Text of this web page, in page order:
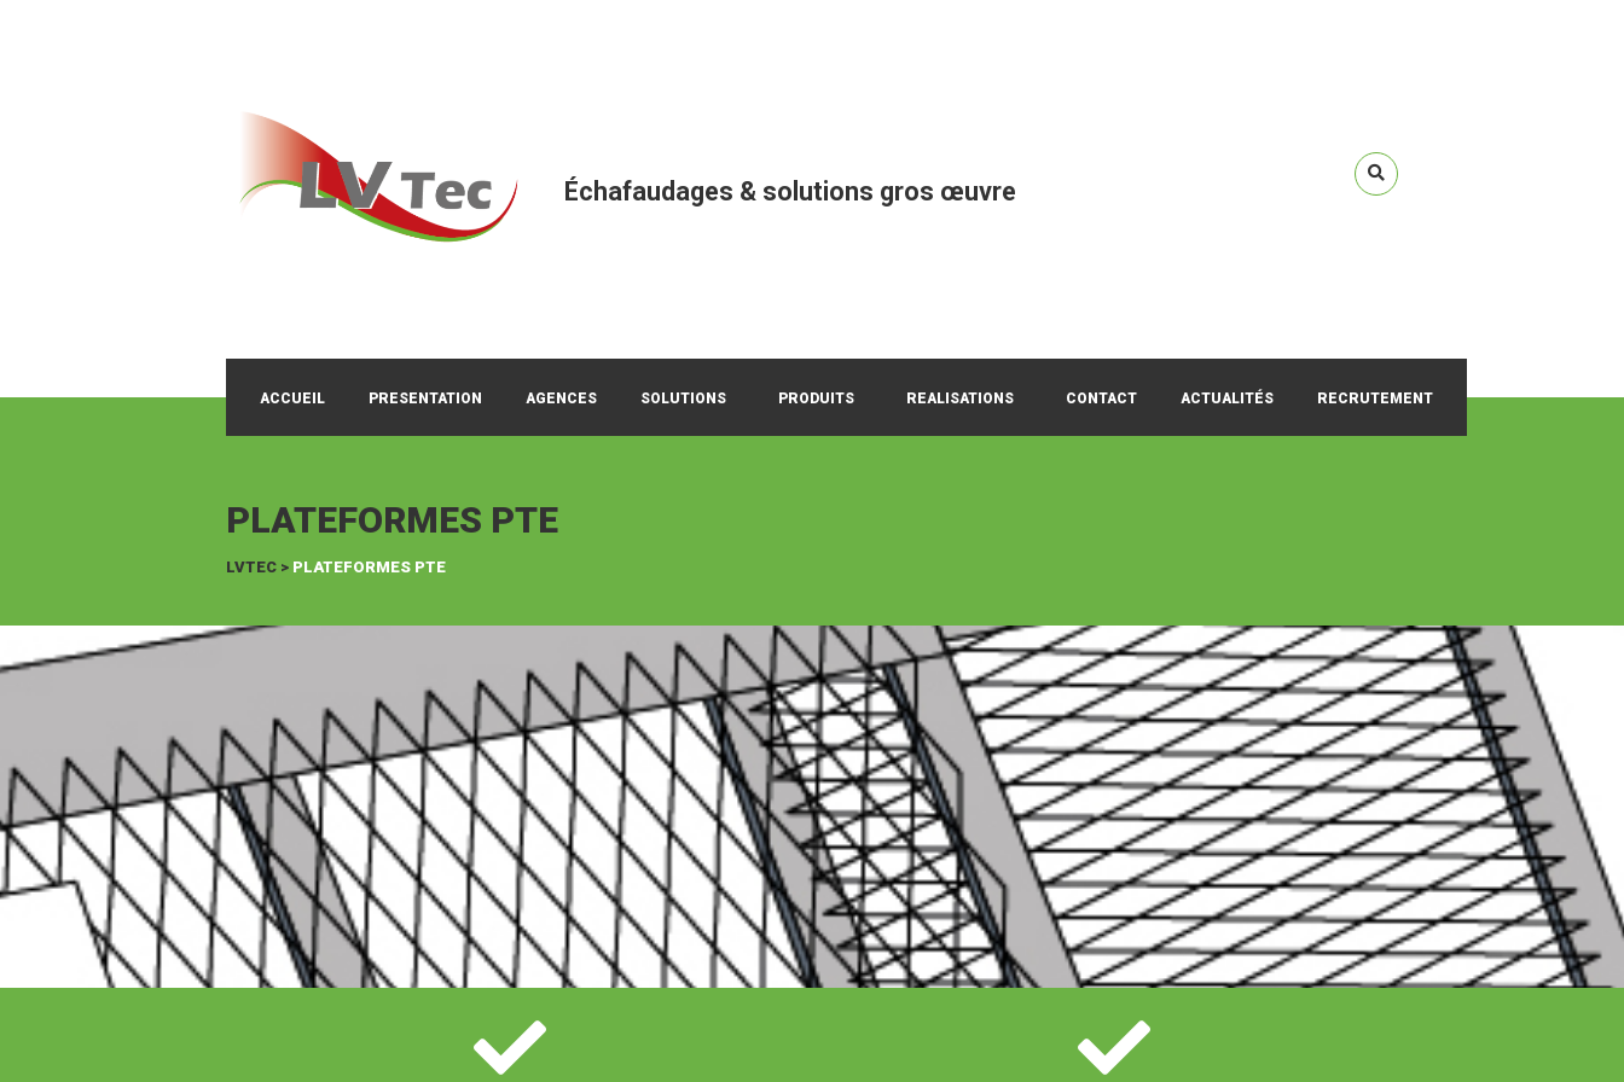
Échafaudages & solutions gros œuvre
ACCUEIL PRESENTATION AGENCES SOLUTIONS PRODUITS REALISATIONS CONTACT ACTUALITÉS RECRUTEMENT
PLATEFORMES PTE
LVTEC > PLATEFORMES PTE